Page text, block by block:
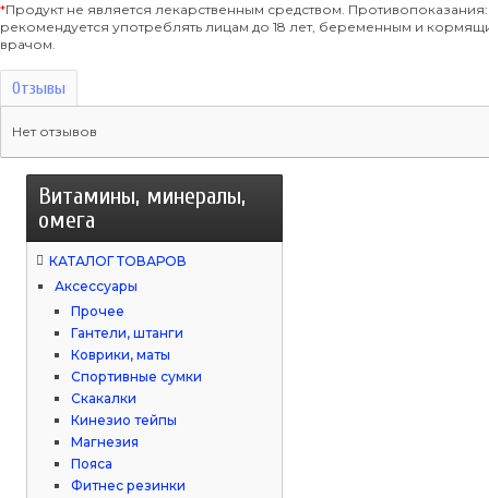
*Продукт не является лекарственным средством.
рекомендуется употреблять лицам до 18 лет, беременным и
врачом.
Отзывы
Нет отзывов
Витамины, минералы,
омега
КАТАЛОГ ТОВАРОВ
Аксессуары
Прочее
Гантели, штанги
Коврики, маты
Спортивные сумки
Скакалки
Кинезио тейпы
Магнезия
Пояса
Фитнес резинки